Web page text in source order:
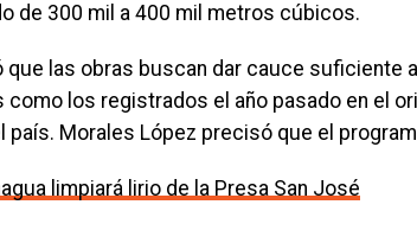
de 300 mil a 400 mil metros cúbicos.
que las obras buscan dar cauce suficiente
los registrados el año pasado en el
Morales López precisó que el
limpiará lirio de la Presa San José